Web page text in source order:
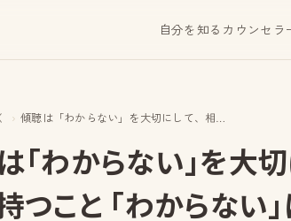
自分を知る カウンセラ
傾聴は「わからない」を大切にして、相手に興味を持つこと 「わからない」は悪いことじゃない
「わからない」を大
つこと 「わからない